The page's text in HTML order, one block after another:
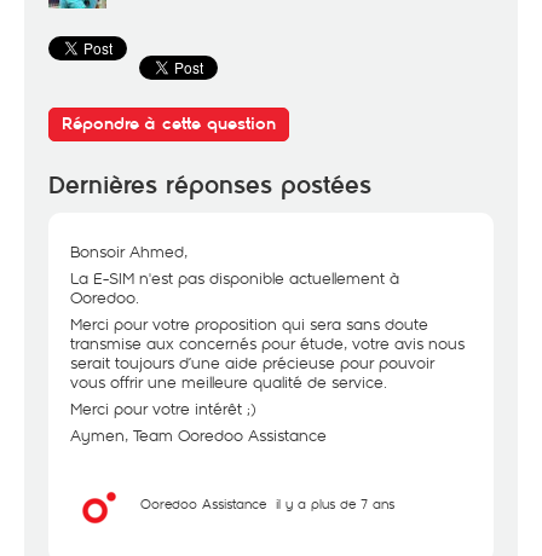
Répondre à cette question
Dernières réponses postées
Bonsoir Ahmed,
La E-SIM n'est pas disponible actuellement à
Ooredoo.
Merci pour votre proposition qui sera sans doute
transmise aux concernés pour étude, votre avis nous
serait toujours d’une aide précieuse pour pouvoir
vous offrir une meilleure qualité de service.
Merci pour votre intérêt ;)
Aymen, Team Ooredoo Assistance
Ooredoo Assistance il y a plus de 7 ans